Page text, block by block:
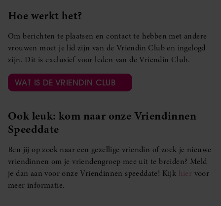
Hoe werkt het?
Om berichten te plaatsen en contact te hebben met andere
vrouwen moet je lid zijn van de Vriendin Club en ingelogd
zijn. Dit is exclusief voor leden van de Vriendin Club.
WAT IS DE VRIENDIN CLUB
Ook leuk: kom naar onze Vriendinnen
Speeddate
Ben jij op zoek naar een gezellige vriendin of zoek je nieuwe
vriendinnen om je vriendengroep mee uit te breiden? Meld
je dan aan voor onze Vriendinnen speeddate! Kijk hier voor
meer informatie.